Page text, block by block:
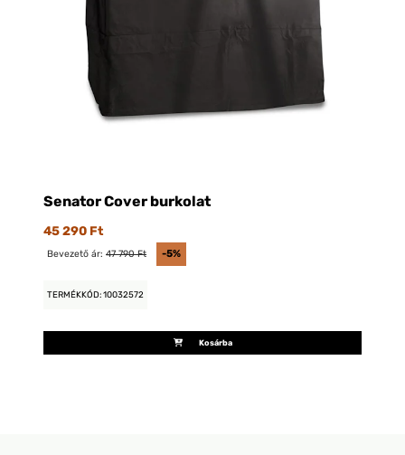
Senator Cover burkolat
45 290 Ft
Bevezető ár: 47 790 Ft -5%
TERMÉKKÓD: 10032572
Kosárba